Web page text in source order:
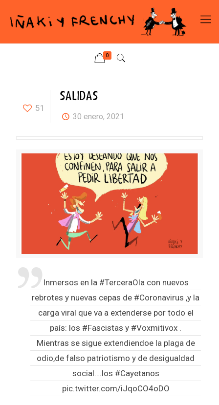
0
51
SALIDAS
30 enero, 2021
Inmersos en la #TerceraOla con nuevos
rebrotes y nuevas cepas de #Coronavirus ,y la
carga viral que va a extenderse por todo el
país: los #Fascistas y #Voxmitivox .
Mientras se sigue extendiendoe la plaga de
odio,de falso patriotismo y de desigualdad
social….los #Cayetanos
pic.twitter.com/iJqoCO4oDO